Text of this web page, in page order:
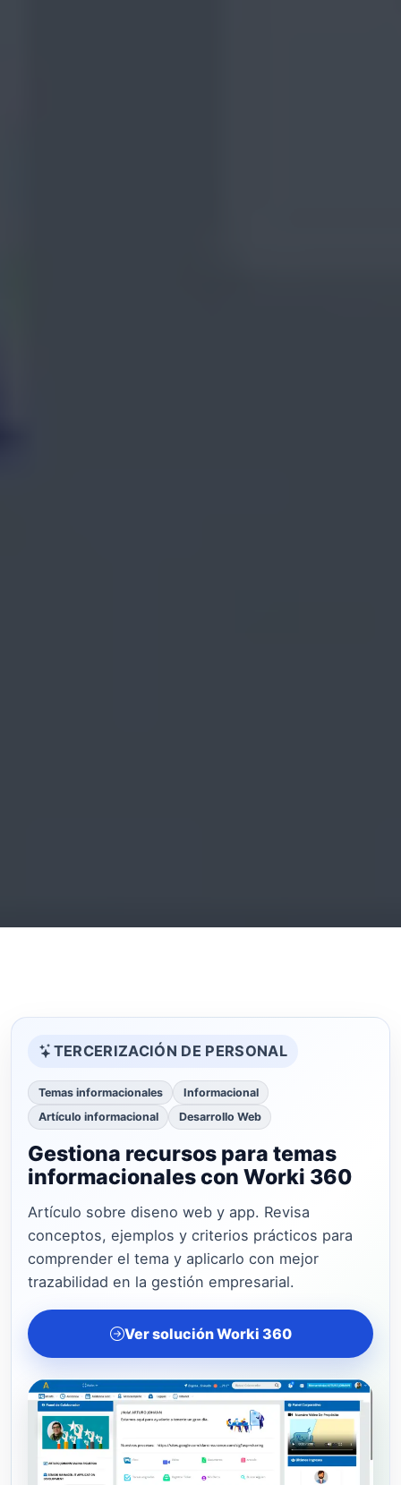
TERCERIZACIÓN DE PERSONAL
Temas informacionales
Informacional
Artículo informacional
Desarrollo Web
Gestiona recursos para temas
informacionales con Worki 360
Artículo sobre diseno web y app. Revisa
conceptos, ejemplos y criterios prácticos para
comprender el tema y aplicarlo con mejor
trazabilidad en la gestión empresarial.
Ver solución Worki 360